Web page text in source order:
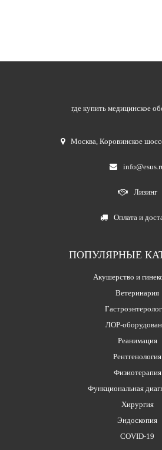
где купить медицинское
Москва,Коровинское
Лизинг
Оплата и
ПОПУЛЯРНЫЕ
Акушерство и
Ветеринария
ЛОР-
Реанимация
Рентгенология
Физиотерапия
Функциональная
Хирургия
Эндоскопия
COVID-19